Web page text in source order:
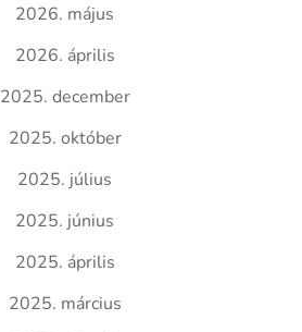
2026. május
2026. április
2025. december
2025. október
2025. július
2025. június
2025. április
2025. március